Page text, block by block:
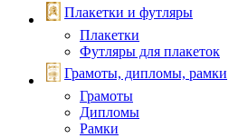
Плакетки и футляры
Плакетки
Футляры для плакеток
Грамоты, дипломы, рамки
Грамоты
Дипломы
Рамки